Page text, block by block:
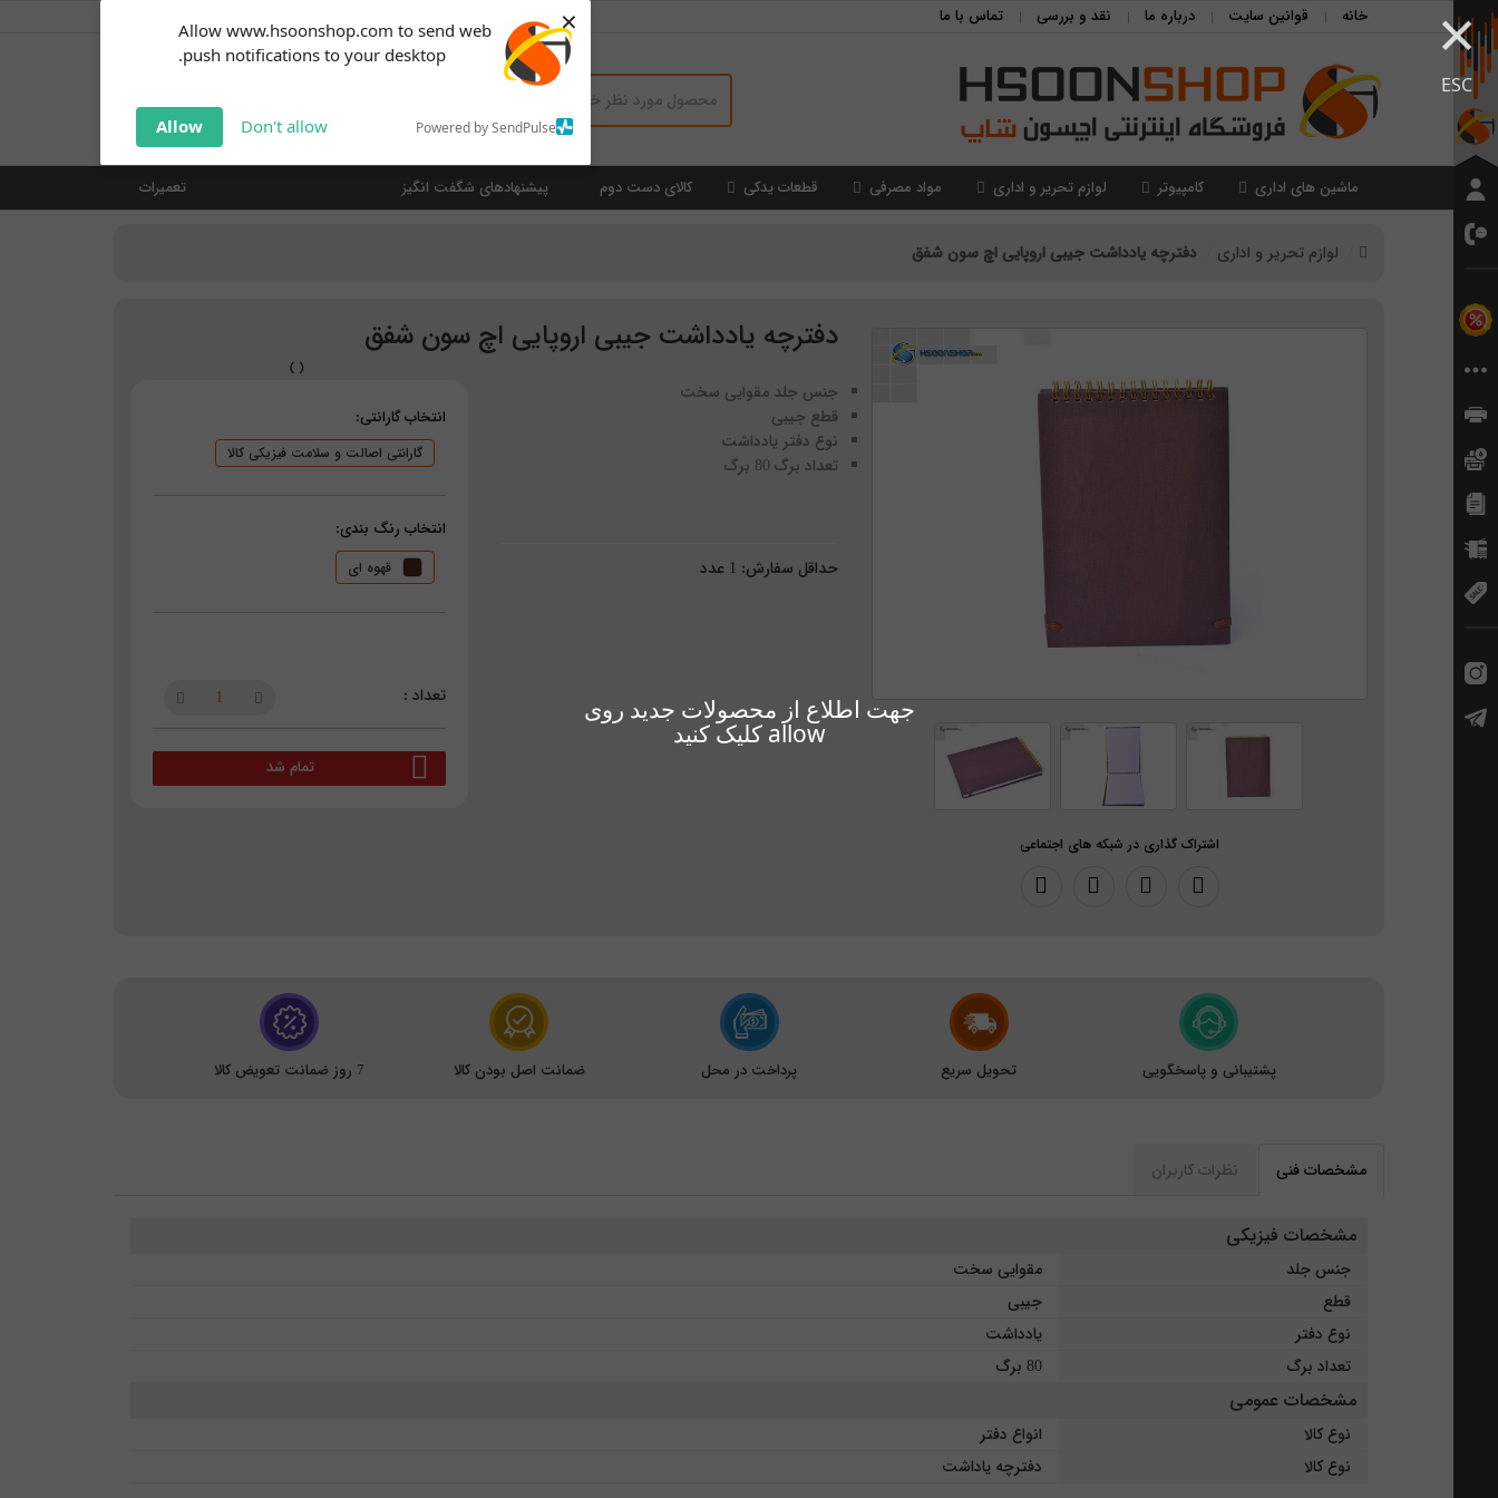
Allow www.hsoonshop.com to send web
push notifications to your desktop.
Powered by SendPulse
Don't allow
Allow
× ×
ESC
جهت اطلاع از محصولات جدید روی
allow کلیک کنید
notifications!
Click the bell icon to enable
خانه قوانین سایت درباره ما نقد و بررسی تماس با ما
ماشین های اداری کامپیوتر لوازم تحریر و اداری مواد مصرفی قطعات یدکی کالای دست دوم پیشنهادهای شگفت انگیز تعمیرات
لوازم تحریر و اداری دفترچه یادداشت جیبی اروپایی اچ سون شفق
اشتراک گذاری در شبکه های اجتماعی
دفترچه یادداشت جیبی اروپایی اچ سون شفق
جنس جلد مقوایی سخت
قطع جیبی
نوع دفتر یادداشت
تعداد برگ 80 برگ
حداقل سفارش: 1 عدد
انتخاب گارانتی:
گارانتی اصالت و سلامت فیزیکی کالا
انتخاب رنگ بندی:
قهوه ای
تمام شد
پشتیبانی و پاسخگویی تحویل سریع پرداخت در محل ضمانت اصل بودن کالا 7 روز ضمانت تعویض کالا
مشخصات فنی نظرات کاربران
مشخصات فیزیکی
جنس جلد
مقوایی سخت
قطع
جیبی
نوع دفتر
یادداشت
تعداد برگ
80 برگ
مشخصات عمومی
نوع کالا
انواع دفتر
نوع کالا
دفترچه یاداشت